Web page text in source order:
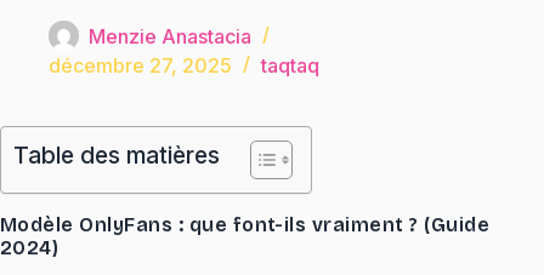
Menzie Anastacia
décembre 27, 2025
taqtaq
Table des matières
Modèle OnlyFans : que font-ils vraiment ? (Guide
2024)